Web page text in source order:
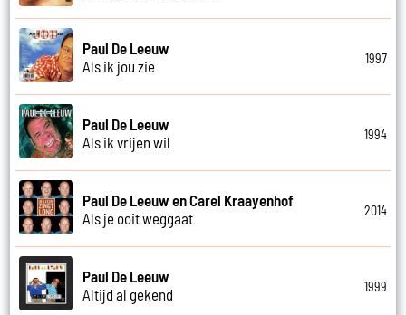
Paul De Leeuw
Als ik jou zie
1997
Paul De Leeuw
Als ik vrijen wil
1994
Paul De Leeuw en Carel Kraayenhof
Als je ooit weggaat
2014
Paul De Leeuw
Altijd al gekend
1999